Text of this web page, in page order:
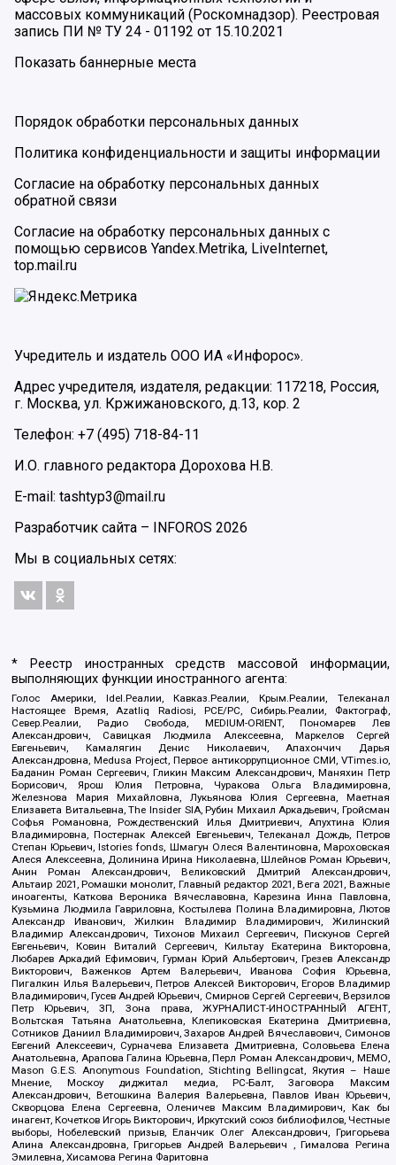
массовых коммуникаций (Роскомнадзор). Реестровая
запись ПИ № ТУ 24 - 01192 от 15.10.2021
Показать баннерные места
Порядок обработки персональных данных
Политика конфиденциальности и защиты информации
Согласие на обработку персональных данных
обратной связи
Согласие на обработку персональных данных с
помощью сервисов Yandex.Metrika, LiveInternet,
top.mail.ru
Учредитель и издатель ООО ИА «Инфорос».
Адрес учредителя, издателя, редакции: 117218, Россия,
г. Москва, ул. Кржижановского, д.13, кор. 2
Телефон: +7 (495) 718-84-11
И.О. главного редактора Дорохова Н.В.
E-mail: tashtyp3@mail.ru
Разработчик сайта – INFOROS 2026
Мы в социальных сетях:
* Реестр иностранных средств массовой информации,
выполняющих функции иностранного агента:
Голос Америки, Idel.Реалии, Кавказ.Реалии, Крым.Реалии, Телеканал
Настоящее Время, Azatliq Radiosi, PCE/PC, Сибирь.Реалии, Фактограф,
Север.Реалии, Радио Свобода, MEDIUM-ORIENT, Пономарев Лев
Александрович, Савицкая Людмила Алексеевна, Маркелов Сергей
Евгеньевич, Камалягин Денис Николаевич, Апахончич Дарья
Александровна, Medusa Project, Первое антикоррупционное СМИ, VTimes.io,
Баданин Роман Сергеевич, Гликин Максим Александрович, Маняхин Петр
Борисович, Ярош Юлия Петровна, Чуракова Ольга Владимировна,
Железнова Мария Михайловна, Лукьянова Юлия Сергеевна, Маетная
Елизавета Витальевна, The Insider SIA, Рубин Михаил Аркадьевич, Гройсман
Софья Романовна, Рождественский Илья Дмитриевич, Апухтина Юлия
Владимировна, Постернак Алексей Евгеньевич, Телеканал Дождь, Петров
Степан Юрьевич, Istories fonds, Шмагун Олеся Валентиновна, Мароховская
Алеся Алексеевна, Долинина Ирина Николаевна, Шлейнов Роман Юрьевич,
Анин Роман Александрович, Великовский Дмитрий Александрович,
Альтаир 2021, Ромашки монолит, Главный редактор 2021, Вега 2021, Важные
иноагенты, Каткова Вероника Вячеславовна, Карезина Инна Павловна,
Кузьмина Людмила Гавриловна, Костылева Полина Владимировна, Лютов
Александр Иванович, Жилкин Владимир Владимирович, Жилинский
Владимир Александрович, Тихонов Михаил Сергеевич, Пискунов Сергей
Евгеньевич, Ковин Виталий Сергеевич, Кильтау Екатерина Викторовна,
Любарев Аркадий Ефимович, Гурман Юрий Альбертович, Грезев Александр
Викторович, Важенков Артем Валерьевич, Иванова София Юрьевна,
Пигалкин Илья Валерьевич, Петров Алексей Викторович, Егоров Владимир
Владимирович, Гусев Андрей Юрьевич, Смирнов Сергей Сергеевич, Верзилов
Петр Юрьевич, ЗП, Зона права, ЖУРНАЛИСТ-ИНОСТРАННЫЙ АГЕНТ,
Вольтская Татьяна Анатольевна, Клепиковская Екатерина Дмитриевна,
Сотников Даниил Владимирович, Захаров Андрей Вячеславович, Симонов
Евгений Алексеевич, Сурначева Елизавета Дмитриевна, Соловьева Елена
Анатольевна, Арапова Галина Юрьевна, Перл Роман Александрович, МЕМО,
Mason G.E.S. Anonymous Foundation, Stichting Bellingcat, Якутия – Наше
Мнение, Москоу диджитал медиа, РС-Балт, Заговора Максим
Александрович, Ветошкина Валерия Валерьевна, Павлов Иван Юрьевич,
Скворцова Елена Сергеевна, Оленичев Максим Владимирович, Как бы
инагент, Кочетков Игорь Викторович, Иркутский союз библиофилов, Честные
выборы, Нобелевский призыв, Еланчик Олег Александрович, Григорьева
Алина Александровна, Григорьев Андрей Валерьевич , Гималова Регина
Эмилевна, Хисамова Регина Фаритовна